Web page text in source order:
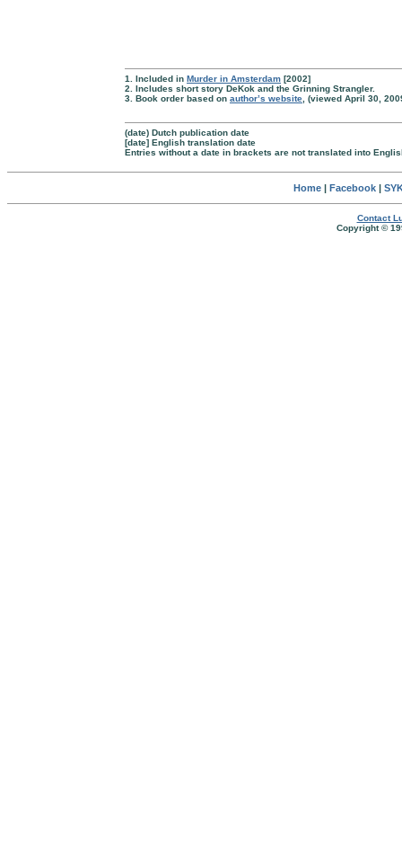
1. Included in Murder in Amsterdam [2002]
2. Includes short story DeKok and the Grinning Strangler.
3. Book order based on author’s website , (viewed April 30,
(date) Dutch publication date
[date] English translation date
Entries without a date in brackets are not translated into
Home| Facebook|
Contact
Copyright ©